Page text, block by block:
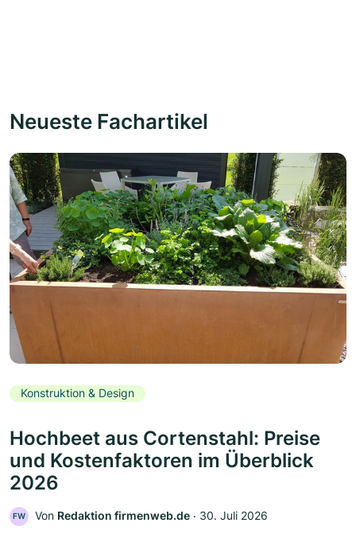
Neueste Fachartikel
Konstruktion & Design
Hochbeet aus Cortenstahl: Preise
und Kostenfaktoren im Überblick
2026
FW Von Redaktion firmenweb.de ‧ 30. Juli 2026